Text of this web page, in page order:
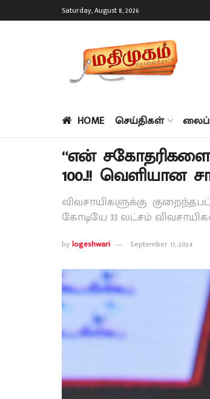
Saturday, August 8, 2026
HOME செய்திகள்
“என் சகோதரிகளை
100..!! வெளியான
விவசாயிகளுக்கு
கோடியே 33 லட்சம்
bylogeshwari September 17, 2024